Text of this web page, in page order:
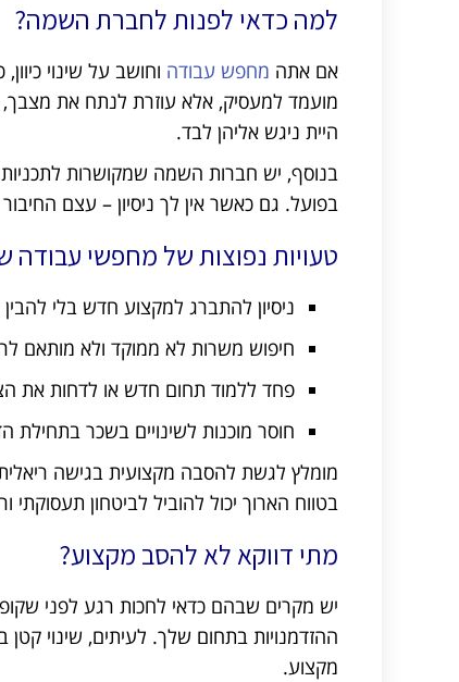
למה כדאי לפנות לחברת השמה?
אם אתה מחפש עבודה וחושב על שינוי
מועמד למעסיק, אלא עוזרת לנתח את מצבך,
היית ניגש אליהן לבד.
בנוסף, יש חברות השמה שמקושרות
בפועל. גם כאשר אין לך ניסיון – עצם
טעויות נפוצות של מחפשי עבודה
ניסיון להתברג למקצוע חדש בלי
חיפוש משרות לא ממוקד ולא מותאם
פחד ללמוד תחום חדש או לדחות את
חוסר מוכנות לשינויים בשכר בתחילת
מומלץ לגשת להסבה מקצועית בגישה
בטווח הארוך יכול להוביל לביטחון תעסוקתי
מתי דווקא לא להסב מקצוע?
יש מקרים שבהם כדאי לחכות רגע לפני
ההזדמנויות בתחום שלך. לעיתים, שינוי קטן
מקצוע.